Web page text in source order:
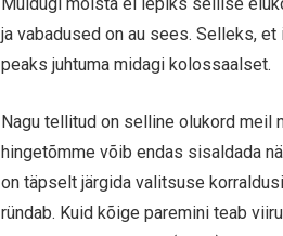
ja vabadused on au sees. Selleks,
peaks juhtuma midagi kolossaalset.
Nagu tellitud on selline olukord meil
hingetõmme võib endas sisaldada
on täpselt järgida valitsuse
ründab. Kuid kõige paremini teab